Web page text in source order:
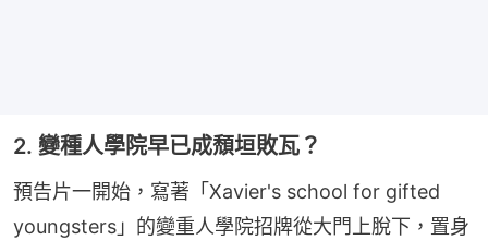
2. 變種人學院早已成頹垣敗瓦？
預告片一開始，寫著「Xavier's school for gifted
youngsters」的變重人學院招牌從大門上脫下，置身